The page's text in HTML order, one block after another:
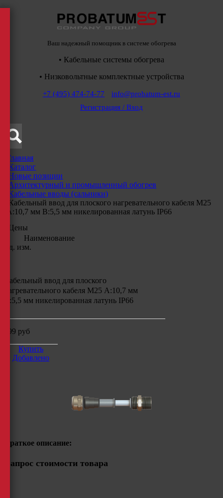
Ваш надежный помощник в системе обогрева
• Кабельные системы обогрева
• Низковольтные комплектные устройства
+7 (495) 474-74-77
info@probatum-est.ru
Регистрация / Вход
Главная
Каталог
Новые позиции
Архитектурный и промышленный обогрев
Кабельные вводы (сальники)
Кабельный ввод для плоского нагревательного кабеля М25
A:10,7 мм B:5,5 мм никелированная латунь IP66
Цены
Наименование
Ед. изм.
Кабельный ввод для плоского
нагревательного кабеля М25 A:10,7 мм
B:5,5 мм никелированная латунь IP66
599 руб
Купить
Добавлено
Краткое описание:
Запрос стоимости товара